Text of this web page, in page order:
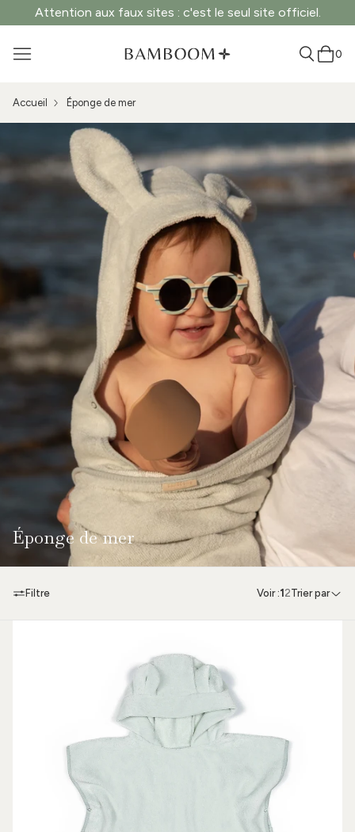
Attention aux faux sites : c'est le seul site officiel.
0
Accueil Éponge de mer
Éponge de mer
Filtre Voir :1 2Trier par